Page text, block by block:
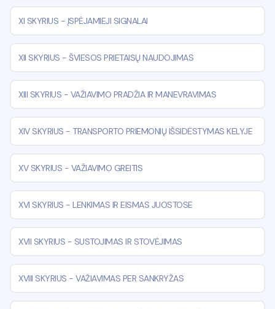
XI SKYRIUS - ĮSPĖJAMIEJI SIGNALAI
XII SKYRIUS - ŠVIESOS PRIETAISŲ NAUDOJIMAS
XIII SKYRIUS - VAŽIAVIMO PRADŽIA IR MANEVRAVIMAS
XIV SKYRIUS - TRANSPORTO PRIEMONIŲ IŠSIDĖSTYMAS KELYJE
XV SKYRIUS - VAŽIAVIMO GREITIS
XVI SKYRIUS - LENKIMAS IR EISMAS JUOSTOSE
XVII SKYRIUS - SUSTOJIMAS IR STOVĖJIMAS
XVIII SKYRIUS - VAŽIAVIMAS PER SANKRYŽAS